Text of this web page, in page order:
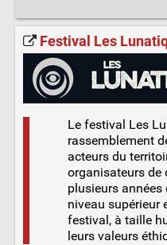
Festival Les
Le festival Les
rassemblement
acteurs du
organisateurs de
plusieurs années
niveau supérieur
festival, à taille
leurs valeurs